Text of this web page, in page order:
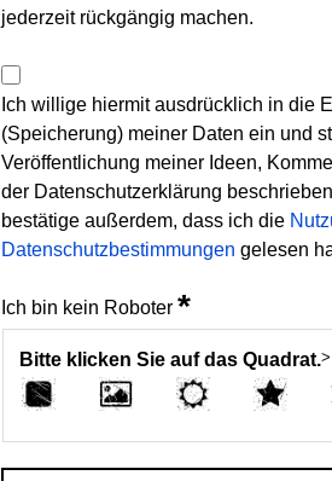
jederzeit rückgängig machen.
Ich willige hiermit ausdrücklich in die
(Speicherung) meiner Daten ein und
Veröffentlichung meiner Ideen,
der Datenschutzerklärung
bestätige außerdem, dass ich die
Datenschutzbestimmungen gelesen
Ich bin kein Roboter *
Bitte klicken Sie auf das Quadrat.